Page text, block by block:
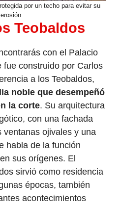
por un techo para evitar su
erosión
Teobaldos
con el Palacio
fue construido por Carlos
a los Teobaldos,
noble que desempeñó
la corte. Su arquitectura
con una fachada
ventanas ojivales y una
habla de la función
sus orígenes. El
sirvió como residencia
épocas, también
acontecimientos